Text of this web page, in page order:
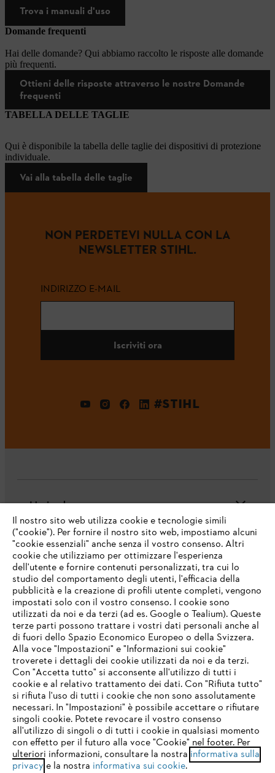
Trova i manuali d'uso
Domande frequenti
Hai delle domande? Qui abbiamo raccolto le risposte alle domande
più frequenti.
Ottieni delle risposte attraverso le nostre Domande
frequenti
TABELLA DELLE TAGLIE
Qui è disponibile la tabella delle taglie dei dispositivi di protezione
individuale.
Vai alla tabella delle taglie
NON PERDETEVI NULLA CON LA
NEWSLETTER STIHL.
INDIRIZZO E-MAIL
Iscriviti ora
#STIHL
L'azienda
Domande frequenti
Assistenza
Protezione dati Nota legale Cookies
Informazioni legali
STIHL VERTRIEBS AG, 8617 Mönchaltorf
IHR BROWSER WIRD NICHT
UNTERSTÜTZT
Sie nutzen einen Browser, den wir noch nicht unterstützen. Für
eine optimale Nutzung unserer Seite empfehlen wir Ihnen, zu
einem der folgenden Browser zu wechseln:
firefox chrome
Il nostro sito web utilizza cookie e tecnologie simili
("cookie"). Per fornire il nostro sito web, impostiamo alcuni
"cookie essenziali" anche senza il vostro consenso. Altri
cookie che utilizziamo per ottimizzare l'esperienza
dell'utente e fornire contenuti personalizzati, tra cui lo
studio del comportamento degli utenti, l'efficacia della
pubblicità e la creazione di profili utente completi, vengono
impostati solo con il vostro consenso. I cookie sono
utilizzati da noi e da terzi (ad es. Google o Tealium). Queste
terze parti possono trattare i vostri dati personali anche al
di fuori dello Spazio Economico Europeo o della Svizzera.
Alla voce "Impostazioni" e "Informazioni sui cookie"
troverete i dettagli dei cookie utilizzati da noi e da terzi.
Con "Accetta tutto" si acconsente all'utilizzo di tutti i
cookie e al relativo trattamento dei dati. Con "Rifiuta tutto"
si rifiuta l'uso di tutti i cookie che non sono assolutamente
necessari. In "Impostazioni" è possibile accettare o rifiutare
singoli cookie. Potete revocare il vostro consenso
all'utilizzo di singoli o di tutti i cookie in qualsiasi momento
con effetto per il futuro alla voce "Cookie" nel footer. Per
ulteriori informazioni, consultare la nostra informativa sulla
privacy e la nostra informativa sui cookie.